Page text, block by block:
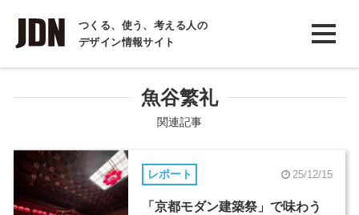
つくる、使う、考える人の
デザイン情報サイト
INTERVIEW
インタビュー
COLUMN
コラム
魚谷繁礼
関連記事
レポート 25/12/15
「京都モダン建築祭」で味わう